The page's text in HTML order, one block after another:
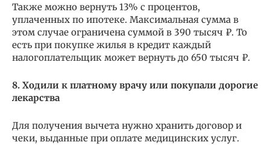
Также можно вернуть 13% с процентов,
уплаченных по ипотеке. Максимальная сумма в
этом случае ограничена суммой в 390 тысяч ₽. То
есть при покупке жилья в кредит каждый
налогоплательщик может вернуть до 650 тысяч ₽.
8. Ходили к платному врачу или покупали дорогие
лекарства
Для получения вычета нужно хранить договор и
чеки, выданные при оплате медицинских услуг.